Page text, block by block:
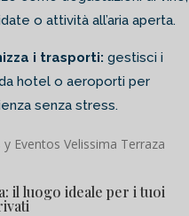
o attività all’aria aperta.
i trasporti: gestisci i
hotel o aeroporti per
senza stress.
il luogo ideale per i tuoi